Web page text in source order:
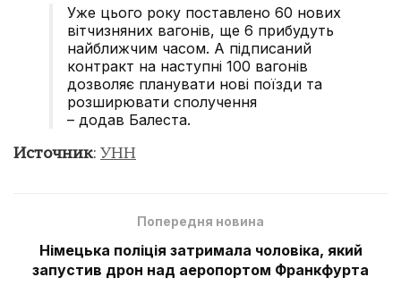
Уже цього року поставлено 60 нових
вітчизняних вагонів, ще 6 прибудуть
найближчим часом. А підписаний
контракт на наступні 100 вагонів
дозволяє планувати нові поїзди та
розширювати сполучення
– додав Балеста.
Источник: УНН
Попередня новина
Німецька поліція затримала чоловіка, який
запустив дрон над аеропортом Франкфурта